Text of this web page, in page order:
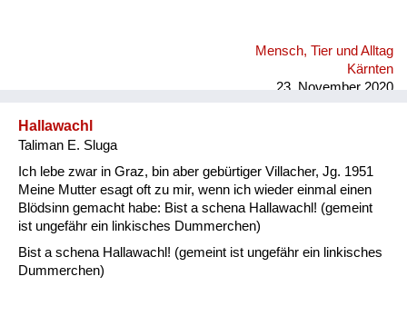
Mensch, Tier und Alltag
Kärnten
23. November 2020
Hallawachl
Taliman E. Sluga
Ich lebe zwar in Graz, bin aber gebürtiger Villacher, Jg. 1951
Meine Mutter esagt oft zu mir, wenn ich wieder einmal einen
Blödsinn gemacht habe: Bist a schena Hallawachl! (gemeint
ist ungefähr ein linkisches Dummerchen)
Bist a schena Hallawachl! (gemeint ist ungefähr ein linkisches
Dummerchen)